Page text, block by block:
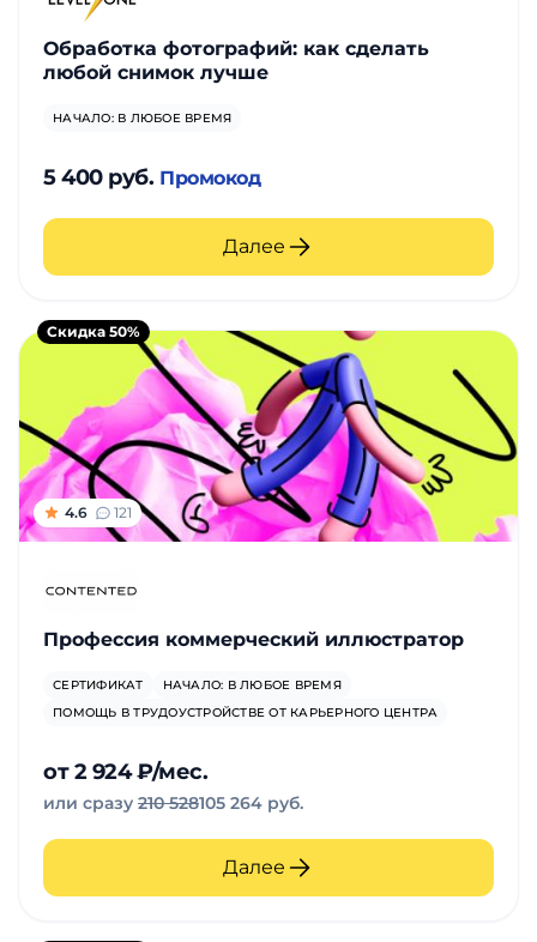
Обработка фотографий: как сделать
любой снимок лучше
НАЧАЛО: В ЛЮБОЕ ВРЕМЯ
5 400 руб. Промокод
Далее
4.6 121
Профессия коммерческий иллюстратор
СЕРТИФИКАТ
НАЧАЛО: В ЛЮБОЕ ВРЕМЯ
ПОМОЩЬ В ТРУДОУСТРОЙСТВЕ ОТ КАРЬЕРНОГО ЦЕНТРА
от 2 924 ₽/мес.
или сразу 210 528105 264 руб.
Далее
Скидка 50%